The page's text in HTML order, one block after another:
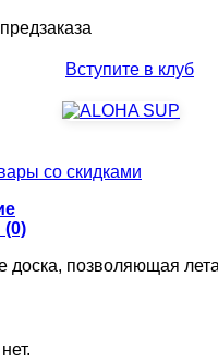
450000 ₽.
со скидками
доска, позволяющая